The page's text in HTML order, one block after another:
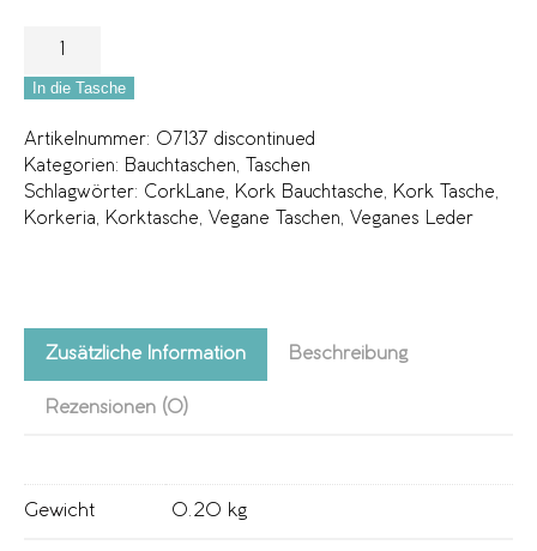
In die Tasche
Artikelnummer: 07137 discontinued
Kategorien: Bauchtaschen,
Taschen
Schlagwörter: CorkLane, Kork Bauchtasche, Kork Tasche,
Korkeria, Korktasche, Vegane Taschen, Veganes Leder
Zusätzliche Information Beschreibung
Rezensionen (0)
Gewicht 0.20 kg